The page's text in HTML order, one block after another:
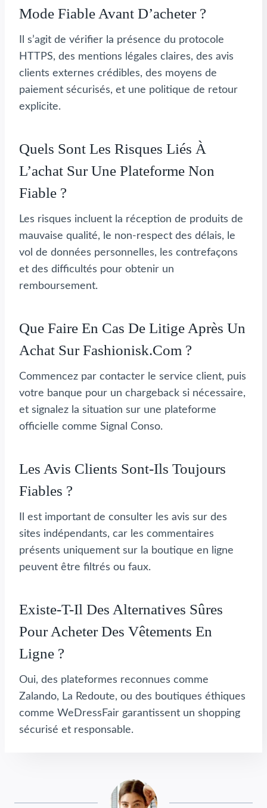
Mode Fiable Avant D’acheter ?
Il s’agit de vérifier la présence du protocole
HTTPS, des mentions légales claires, des avis
clients externes crédibles, des moyens de
paiement sécurisés, et une politique de retour
explicite.
Quels Sont Les Risques Liés À
L’achat Sur Une Plateforme Non
Fiable ?
Les risques incluent la réception de produits de
mauvaise qualité, le non-respect des délais, le
vol de données personnelles, les contrefaçons
et des difficultés pour obtenir un
remboursement.
Que Faire En Cas De Litige Après Un
Achat Sur Fashionisk.com ?
Commencez par contacter le service client, puis
votre banque pour un chargeback si nécessaire,
et signalez la situation sur une plateforme
officielle comme Signal Conso.
Les Avis Clients Sont-Ils Toujours
Fiables ?
Il est important de consulter les avis sur des
sites indépendants, car les commentaires
présents uniquement sur la boutique en ligne
peuvent être filtrés ou faux.
Existe-T-Il Des Alternatives Sûres
Pour Acheter Des Vêtements En
Ligne ?
Oui, des plateformes reconnues comme
Zalando, La Redoute, ou des boutiques éthiques
comme WeDressFair garantissent un shopping
sécurisé et responsable.